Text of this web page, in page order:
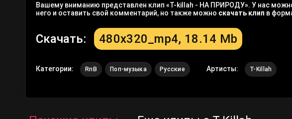
Вашему вниманию представлен клип «T-killah - НА ПРИРОДУ». У нас
него и оставить свой комментарий, но также можно скачать клип в
Скачать: 480x320_mp4, 18.14 Mb
Категории: RnB Поп-музыка Русские Артисты: T-Killah